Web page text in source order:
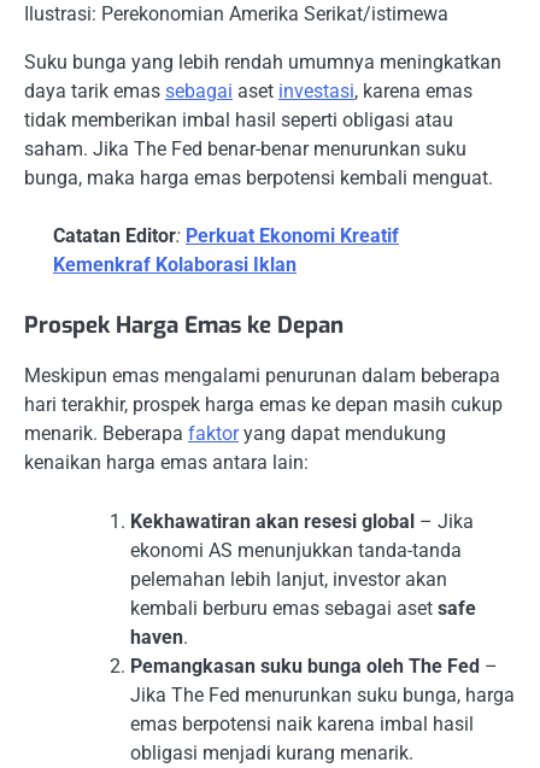
Ilustrasi: Perekonomian Amerika Serikat/istimewa
Suku bunga yang lebih rendah umumnya meningkatkan
daya tarik emas sebagai aset investasi, karena emas
tidak memberikan imbal hasil seperti obligasi atau
saham. Jika The Fed benar-benar menurunkan suku
bunga, maka harga emas berpotensi kembali menguat.
Catatan Editor: Perkuat Ekonomi Kreatif
Kemenkraf Kolaborasi Iklan
Prospek Harga Emas ke Depan
Meskipun emas mengalami penurunan dalam beberapa
hari terakhir, prospek harga emas ke depan masih cukup
menarik. Beberapa faktoryang dapat mendukung
kenaikan harga emas antara lain:
Kekhawatiran akan resesi global – Jika
ekonomi AS menunjukkan tanda-tanda
pelemahan lebih lanjut, investor akan
kembali berburu emas sebagai aset safe
haven.
Pemangkasan suku bunga oleh The Fed –
Jika The Fed menurunkan suku bunga, harga
emas berpotensi naik karena imbal hasil
obligasi menjadi kurang menarik.